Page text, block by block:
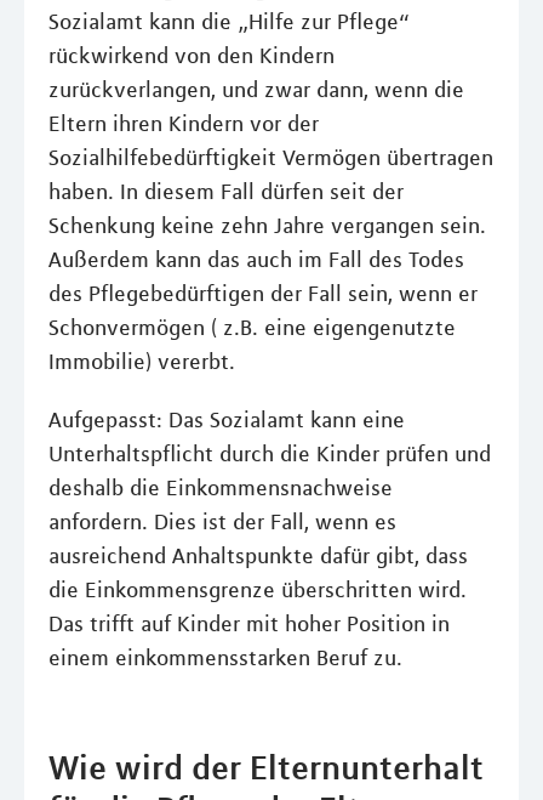
Sozialamt kann die „Hilfe zur Pflege“
rückwirkend von den Kindern
zurückverlangen, und zwar dann, wenn die
Eltern ihren Kindern vor der
Sozialhilfebedürftigkeit Vermögen übertragen
haben. In diesem Fall dürfen seit der
Schenkung keine zehn Jahre vergangen sein.
Außerdem kann das auch im Fall des Todes
des Pflegebedürftigen der Fall sein, wenn er
Schonvermögen ( z.B. eine eigengenutzte
Immobilie) vererbt.
Aufgepasst: Das Sozialamt kann eine
Unterhaltspflicht durch die Kinder prüfen und
deshalb die Einkommensnachweise
anfordern. Dies ist der Fall, wenn es
ausreichend Anhaltspunkte dafür gibt, dass
die Einkommensgrenze überschritten wird.
Das trifft auf Kinder mit hoher Position in
einem einkommensstarken Beruf zu.
Wie wird der Elternunterhalt